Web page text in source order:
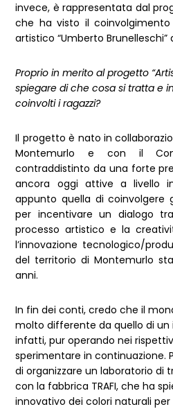
invece, è rappresentata dal
che ha visto il
artistico “Umberto Brunelleschi”
Proprio in merito al progetto
spiegare di che cosa si tratta e
coinvolti i ragazzi?
Il progetto è nato in
Montemurlo e con il
contraddistinto da una forte
ancora oggi attive a livello
appunto quella di coinvolgere
per incentivare un dialogo
processo artistico e la
l’innovazione tecnologico/
del territorio di Montemurlo
anni.
In fin dei conti, credo che il
molto differente da quello di un
infatti, pur operando nei
sperimentare in continuazione.
di organizzare un laboratorio di
con la fabbrica TRAFI, che ha
innovativo dei colori naturali